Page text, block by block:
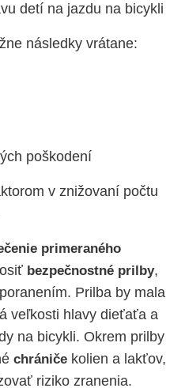
detí na jazdu na bicykli
následky vrátane:
poškodení
v znižovaní počtu
primeraného
bezpečnostné prilby,
Prilba by mala
veľkosti hlavy dieťaťa a
na bicykli. Okrem prilby
chrániče kolien a lakťov,
riziko zranenia.